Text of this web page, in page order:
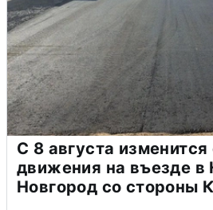
С 8 августа изменится
движения на въезде в
Новгород со стороны